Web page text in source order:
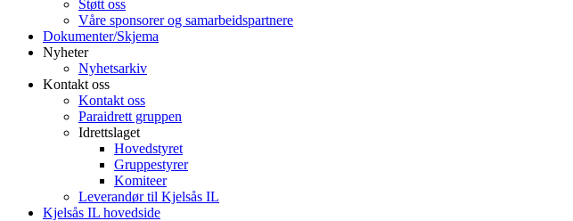
Støtt oss
Våre sponsorer og samarbeidspartnere
Dokumenter/Skjema
Nyheter
Nyhetsarkiv
Kontakt oss
Kontakt oss
Paraidrett gruppen
Idrettslaget
Hovedstyret
Gruppestyrer
Komiteer
Leverandør til Kjelsås IL
Kjelsås IL hovedside